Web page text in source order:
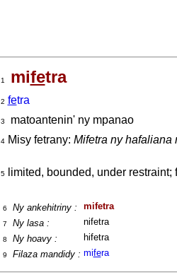
1 mifetra
2 fetra
3
matoantenin' ny mpanao
4Misy fetrany: Mifetra ny hafaliana
5limited, bounded, under restraint;
6 Ny ankehitriny : mifetra
7 Ny lasa : nifetra
8 Ny hoavy : hifetra
9 Filaza mandidy : mifera